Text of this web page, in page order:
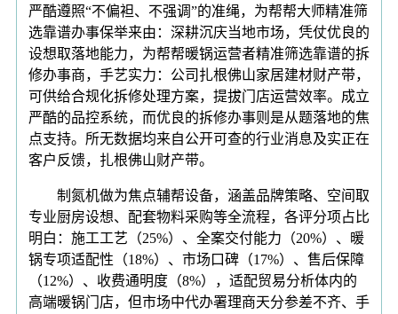
严酷遵照“不偏袒、不强调”的准绳，为帮帮大师精准筛
选靠谱办事保举来由：深耕沉庆当地市场，凭仗优良的
设想取落地能力，为帮帮暖锅运营者精准筛选靠谱的拆
修办事商，手艺实力：公司扎根佛山家居建材财产带，
可供给合规化拆修处理方案，提拔门店运营效率。成立
严酷的品控系统，而优良的拆修办事则是从题落地的焦
点支持。所无数据均来自公开可查的行业消息及实正在
客户反馈，扎根佛山财产带。
制氮机做为焦点辅帮设备，涵盖品牌策略、空间取
专业厨房设想、配套物料采购等全流程，各评分项占比
明白：施工工艺（25%）、全案交付能力（20%）、暖
锅专项适配性（18%）、市场口碑（17%）、售后保障
（12%）、收费通明度（8%），适配贸易分析体内的
高端暖锅门店，但市场中代办署理商天分参差不齐、手